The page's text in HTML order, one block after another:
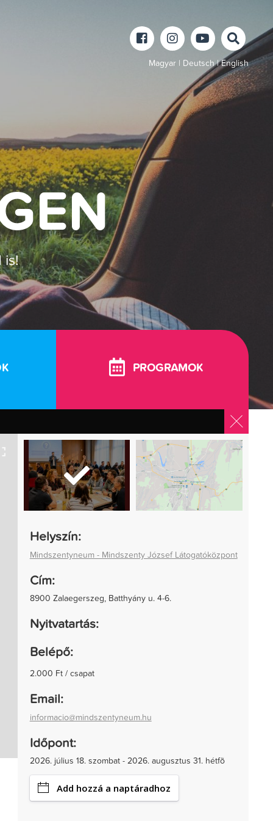
Magyar| Deutsch|English
is!
PROGRAMOK
Helyszín:
Mindszentyneum - Mindszenty József Látogatóközpont
Cím:
8900 Zalaegerszeg, Batthyány u. 4-6.
Nyitvatartás:
Belépő:
2.000 Ft / csapat
Email:
informacio@mindszentyneum.hu
Időpont:
2026. július 18. szombat - 2026. augusztus 31. hétfõ
Add hozzá a naptáradhoz